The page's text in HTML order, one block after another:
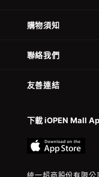
購物須知
聯絡我們
友善連結
下載 iOPEN Mall